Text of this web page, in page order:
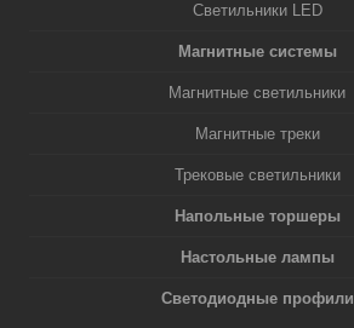
Светильники LED
Магнитные системы
Магнитные светильники
Магнитные треки
Трековые светильники
Напольные торшеры
Настольные лампы
Светодиодные профили